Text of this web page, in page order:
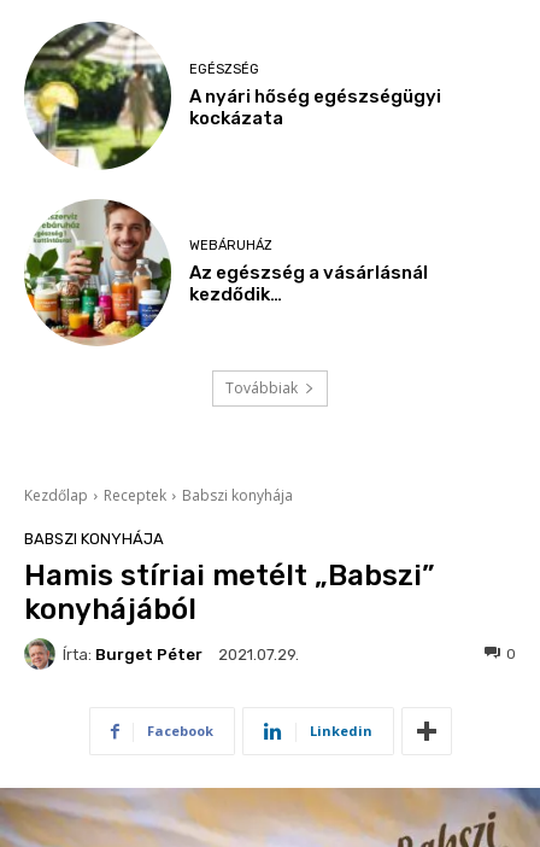
EGÉSZSÉG
A nyári hőség egészségügyi
kockázata
WEBÁRUHÁZ
Az egészség a vásárlásnál
kezdődik…
Továbbiak